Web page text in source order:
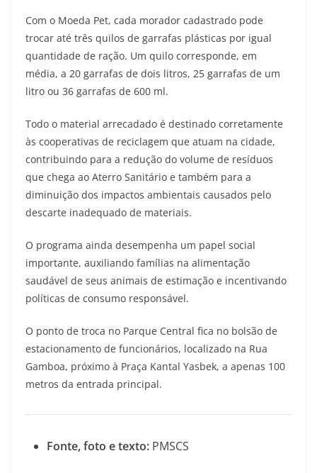
Com o Moeda Pet, cada morador cadastrado pode
trocar até três quilos de garrafas plásticas por igual
quantidade de ração. Um quilo corresponde, em
média, a 20 garrafas de dois litros, 25 garrafas de um
litro ou 36 garrafas de 600 ml.
Todo o material arrecadado é destinado corretamente
às cooperativas de reciclagem que atuam na cidade,
contribuindo para a redução do volume de resíduos
que chega ao Aterro Sanitário e também para a
diminuição dos impactos ambientais causados pelo
descarte inadequado de materiais.
O programa ainda desempenha um papel social
importante, auxiliando famílias na alimentação
saudável de seus animais de estimação e incentivando
políticas de consumo responsável.
O ponto de troca no Parque Central fica no bolsão de
estacionamento de funcionários, localizado na Rua
Gamboa, próximo à Praça Kantal Yasbek, a apenas 100
metros da entrada principal.
Fonte, foto e texto: PMSCS